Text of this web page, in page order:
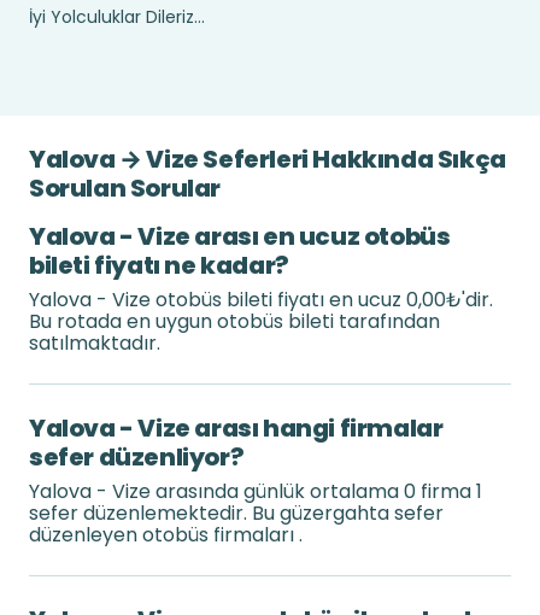
İyi Yolculuklar Dileriz...
Yalova → Vize Seferleri Hakkında Sıkça
Sorulan Sorular
Yalova - Vize arası en ucuz otobüs
bileti fiyatı ne kadar?
Yalova - Vize otobüs bileti fiyatı en ucuz 0,00₺'dir.
Bu rotada en uygun otobüs bileti tarafından
satılmaktadır.
Yalova - Vize arası hangi firmalar
sefer düzenliyor?
Yalova - Vize arasında günlük ortalama 0 firma 1
sefer düzenlemektedir. Bu güzergahta sefer
düzenleyen otobüs firmaları .